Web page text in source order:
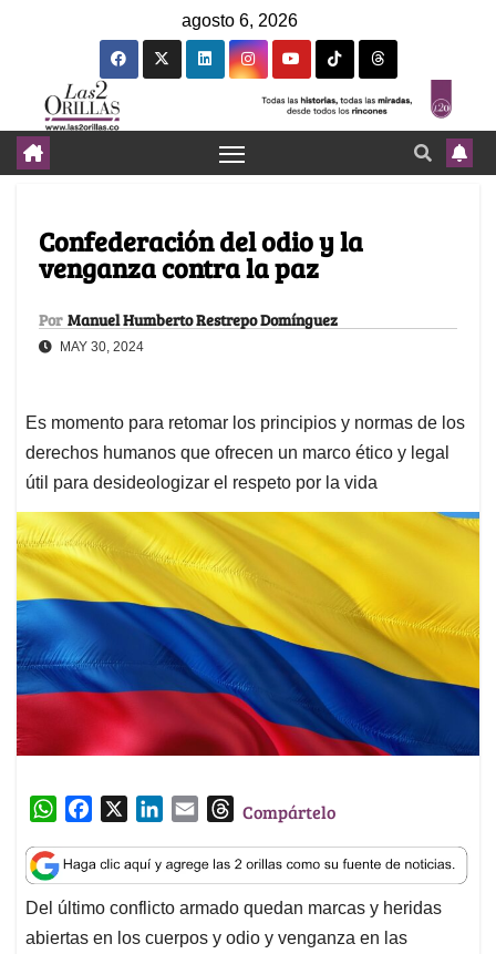
agosto 6, 2026
Confederación del odio y la
venganza contra la paz
Por Manuel Humberto Restrepo Domínguez
MAY 30, 2024
Es momento para retomar los principios y normas de los
derechos humanos que ofrecen un marco ético y legal
útil para desideologizar el respeto por la vida
W
a
t
s
A
c
e
b
o
n
k
e
d
a
i
l
T
r
e
a
d
Compártelo
Del último conflicto armado quedan marcas y heridas
abiertas en los cuerpos y odio y venganza en las